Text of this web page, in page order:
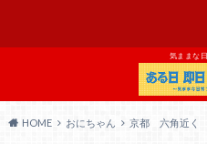
気ままな
HOME おにちゃん 京都 六角近く